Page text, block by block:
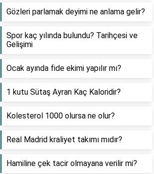
Gözleri parlamak deyimi ne anlama gelir?
Spor kaç yılında bulundu? Tarihçesi ve
Gelişimi
Ocak ayında fide ekimi yapılır mı?
1 kutu Sütaş Ayran Kaç Kaloridir?
Kolesterol 1000 olursa ne olur?
Real Madrid kraliyet takımı mıdır?
Hamiline çek tacir olmayana verilir mi?